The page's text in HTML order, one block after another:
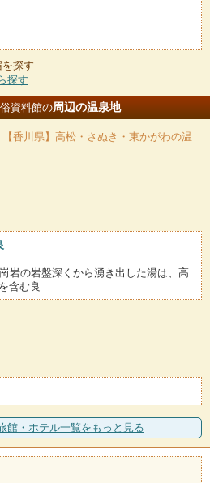
探す
探す
資料館の周辺の温泉地
【香川県】高松・さぬき・東かがわの温
岩の岩盤深くから湧き出した湯は、高
含む良
定された温泉。風光明媚な庵治半島の
。一軒宿
館・ホテル一覧をもっと見る